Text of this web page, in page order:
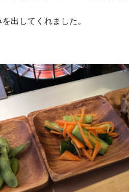
出してくれました。